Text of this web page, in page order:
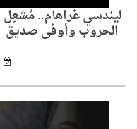
ليندسي غراهام.. مُشعِل
الحروب وأوفى صديق